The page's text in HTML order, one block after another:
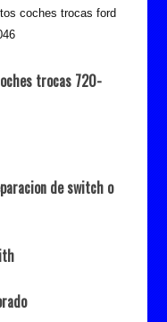
coches trocas ford
trocas 720-
de switch o